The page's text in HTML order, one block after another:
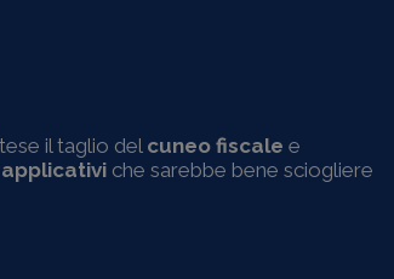
il taglio del cuneo fiscale e
che sarebbe bene sciogliere